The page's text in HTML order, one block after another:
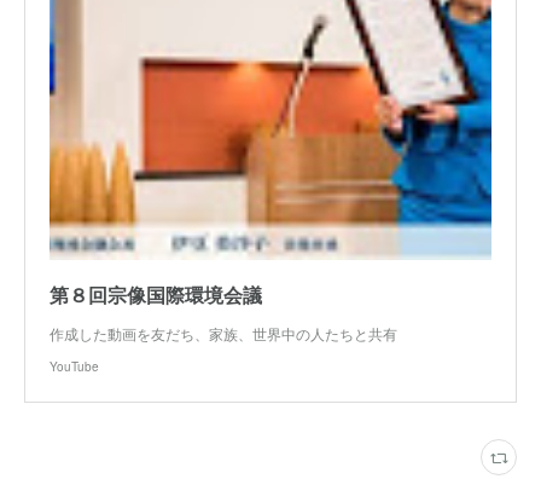
第８回宗像国際環境会議
作成した動画を友だち、家族、世界中の人たちと共有
YouTube